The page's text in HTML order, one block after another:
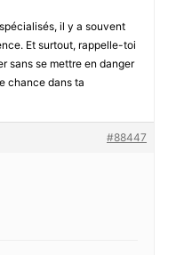
il y a souvent
Et surtout, rappelle-toi
sans se mettre en danger
chance dans ta
#88447